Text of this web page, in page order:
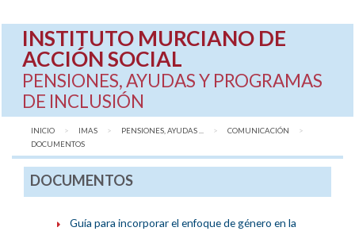
INSTITUTO MURCIANO DE
ACCIÓN SOCIAL
PENSIONES, AYUDAS Y PROGRAMAS
DE INCLUSIÓN
INICIO IMAS PENSIONES, AYUDAS ...
COMUNICACIÓN
AQUÍ:
DOCUMENTOS
DOCUMENTOS
Guía para incorporar el enfoque de género en la